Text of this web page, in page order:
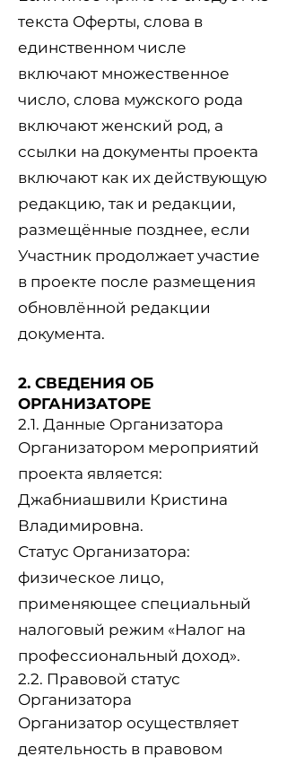
текста Оферты, слова в
единственном числе
включают множественное
число, слова мужского рода
включают женский род, а
ссылки на документы проекта
включают как их действующую
редакцию, так и редакции,
размещённые позднее, если
Участник продолжает участие
в проекте после размещения
обновлённой редакции
документа.
2. СВЕДЕНИЯ ОБ
ОРГАНИЗАТОРЕ
2.1. Данные Организатора
Организатором мероприятий
проекта является:
Джабниашвили Кристина
Владимировна.
Статус Организатора:
физическое лицо,
применяющее специальный
налоговый режим «Налог на
профессиональный доход».
2.2. Правовой статус
Организатора
Организатор осуществляет
деятельность в правовом